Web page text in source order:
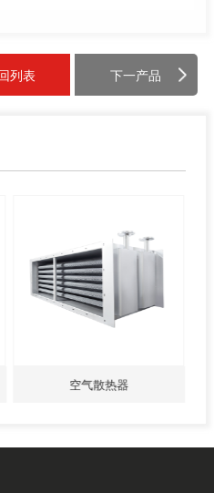
列表 下一产品
空气散热器